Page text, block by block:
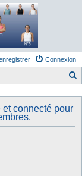
Connexion
et connecté pour